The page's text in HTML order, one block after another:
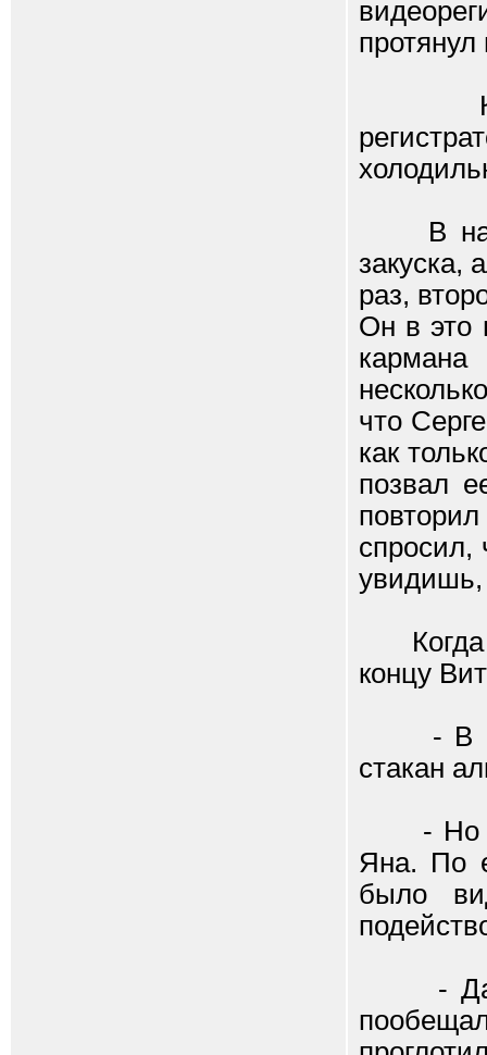
В
закуска,
раз,
Он в это
что
как
позвал
спросил,
увидишь,
Когда
концу
- В
стакан
- Но у
Яна. По
было
-